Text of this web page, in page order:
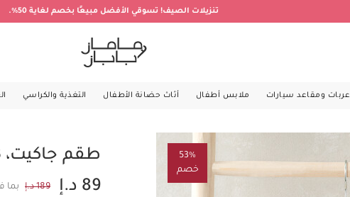
تنزيلات الصيف! تسوقي الأفضل مبيعًا بخصم لغاية 50%.
عربات ومقاعد سيارات ملابس أطفال أثاث حضانة الأطفال التغذية والكراسي
53%
خصم
طقم جاكيت، 3 قطع
89 د.إ
189 د.إ بما